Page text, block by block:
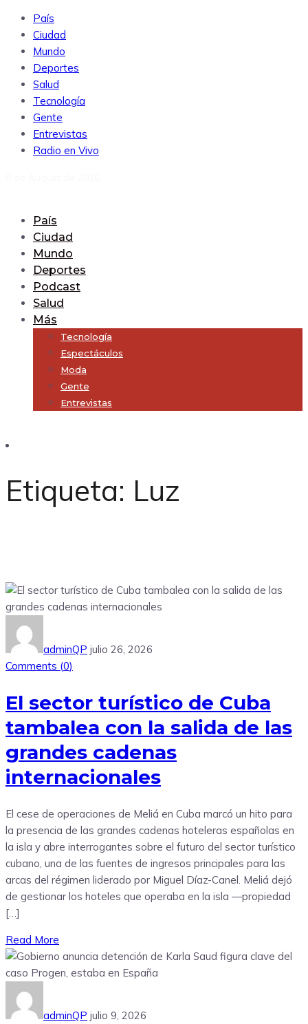
País
Ciudad
Mundo
Deportes
Salud
Tecnología
Gente
Entrevistas
Radio en Vivo
País
Ciudad
Mundo
Deportes
Podcast
Salud
Más
Tecnología
Espectáculos
Moda
Gente
Entrevistas
Etiqueta: Luz
adminQP julio 26, 2026
Comments (0)
El sector turístico de Cuba
tambalea con la salida de las
grandes cadenas
internacionales
El cese de operaciones de Meliá en Cuba marcó un hito para
la presencia de las grandes cadenas hoteleras españolas en
la isla y abre interrogantes sobre el futuro del sector turístico
cubano, una de las fuentes de ingresos principales para las
arcas del régimen liderado por Miguel Díaz-Canel. Meliá dejó
de gestionar los hoteles que operaba en la isla —propiedad
[…]
Read More
adminQP julio 9, 2026